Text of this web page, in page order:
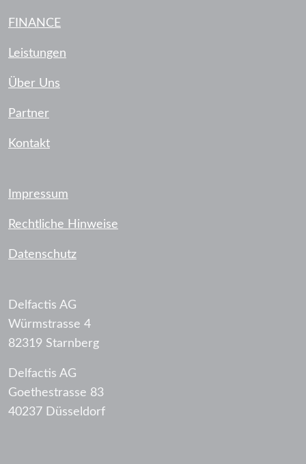
FINANCE
Leistungen
Über Uns
Partner
Kontakt
Impressum
Rechtliche Hinweise
Datenschutz
Delfactis AG
Würmstrasse 4
82319 Starnberg
Delfactis AG
Goethestrasse 83
40237 Düsseldorf